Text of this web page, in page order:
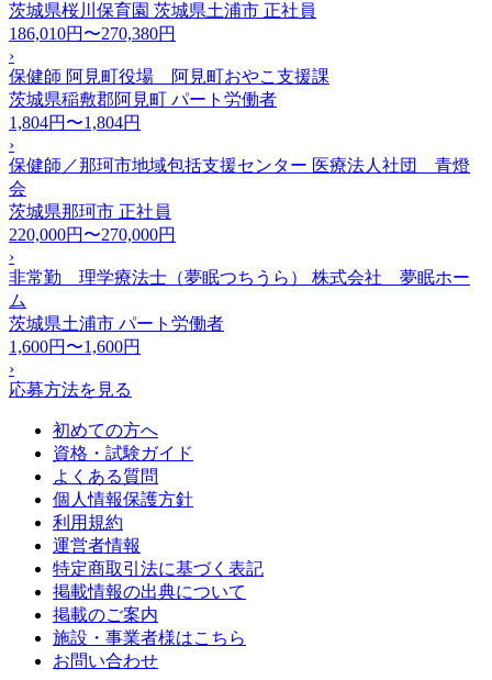
茨城県桜川保育園 茨城県土浦市 正社員
186,010円〜270,380円
›
保健師 阿見町役場 阿見町おやこ支援課
茨城県稲敷郡阿見町 パート労働者
1,804円〜1,804円
›
保健師／那珂市地域包括支援センター 医療法人社団 青燈
会
茨城県那珂市 正社員
220,000円〜270,000円
›
非常勤 理学療法士（夢眠つちうら） 株式会社 夢眠ホー
ム
茨城県土浦市 パート労働者
1,600円〜1,600円
›
応募方法を見る
初めての方へ
資格・試験ガイド
よくある質問
個人情報保護方針
利用規約
運営者情報
特定商取引法に基づく表記
掲載情報の出典について
掲載のご案内
施設・事業者様はこちら
お問い合わせ